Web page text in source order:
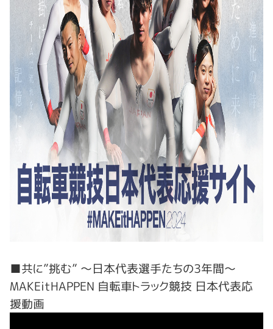
■共に”挑む” ～日本代表選手たちの3年間～
MAKEitHAPPEN 自転車トラック競技 日本代表応
援動画